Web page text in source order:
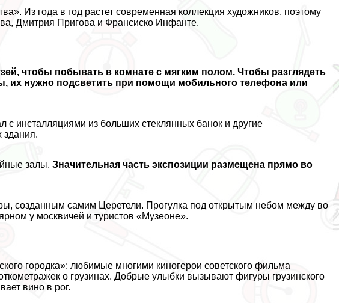
Из года в год растет современная коллекция художников, поэтому
Дмитрия Пригова и Франсиско Инфанте.
чтобы побывать в комнате с мягким полом. Чтобы разглядеть
их нужно подсветить при помощи мобильного телефона или
с инсталляциями из больших стеклянных банок и другие
здания.
залы.Значительная часть экспозиции размещена прямо во
созданным самим Церетели. Прогулка под открытым небом между во
у москвичей и туристов «Музеоне».
городка»: любимые многими киногерои советского фильма
о грузинах. Добрые улыбки вызывают фигуры грузинского
вино в рог.